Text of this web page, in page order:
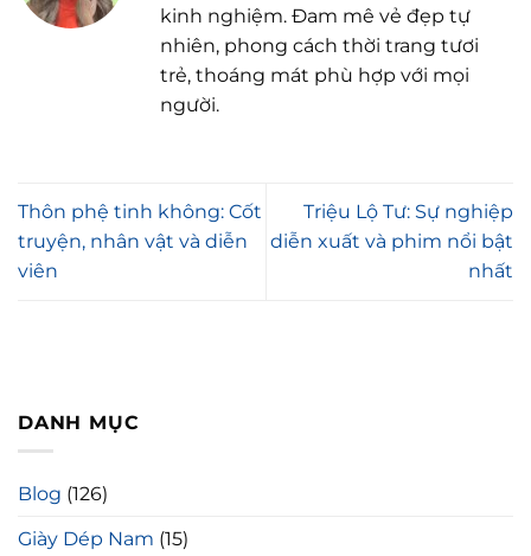
DANH MỤC
Blog (126)
Giày Dép Nam (15)
kinh nghiệm. Đam mê vẻ đẹp tự
nhiên, phong cách thời trang tươi
trẻ, thoáng mát phù hợp với mọi
người.
Thôn phệ tinh không: Cốt
truyện, nhân vật và diễn
viên
Triệu Lộ Tư: Sự nghiệp
diễn xuất và phim nổi bật
nhất